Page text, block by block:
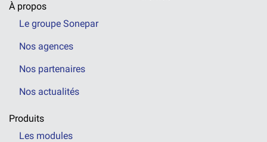
À propos
Le groupe Sonepar
Nos agences
Nos partenaires
Nos actualités
Produits
Les modules